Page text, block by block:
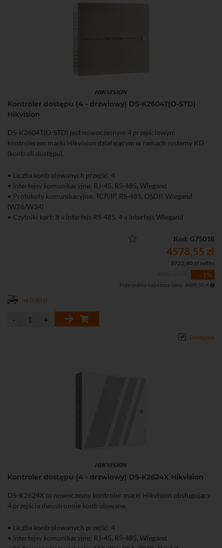
Kontroler dostępu (4 - drzwiowy) DS-K2604T(O-STD)
Hikvision
DS-K2604T(O-STD) jest nowoczesnym 4 przejściowym
kontrolerem marki Hikvision działającym w ramach systemy KD
(kontroli dostępu).
• Liczba kontrolowanych przejść: 4
• Interfejsy komunikacyjne: RJ-45, RS-485, Wiegand
• Protokoły komunikacyjne: TCP/IP, RS-485, OSDP, Wiegand
(W26/W34)
• Czytniki kart: 8 x interfejs RS-485, 4 x interfejs Wiegand
przycisk wyjścia, 8 x wejście dodatkowe, 1 x alarm sabotażu
• Interfejsy wyjściowy: 4 x przekaźnik zamka, 4 x przekaźnik alarmu
Kod: G75018
4578,55 zł
3722,40 zł netto
- 1%
Poprzednia najniższa cena: 4489,50 zł
od 0,00 zł
Dostępny
Kontroler dostępu (4 - drzwiowy) DS-K2624X Hikvision
DS-K2624X to nowoczesny kontroler marki Hikvision obsługujący
4 przejścia dwustronnie kontrolowane.
• Liczba kontrolowanych przejść: 4
• Interfejsy komunikacyjne: RJ-45, RS-485, Wiegand